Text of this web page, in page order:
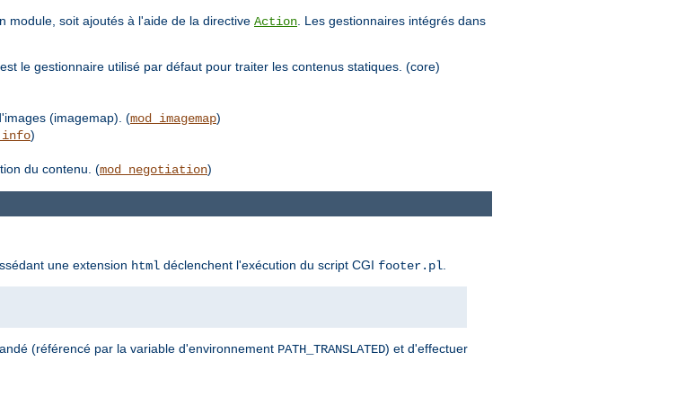
module, soit ajoutés à l'aide de la directive Action . Les gestionnaires intégrés dans
est le gestionnaire utilisé par défaut pour traiter les contenus statiques. (core)
(imagemap). (mod_imagemap)
)
du contenu. (mod_negotiation)
une extension html déclenchent l'exécution du script CGI footer.pl.
(référencé par la variable d'environnement PATH_TRANSLATED) et d'effectuer